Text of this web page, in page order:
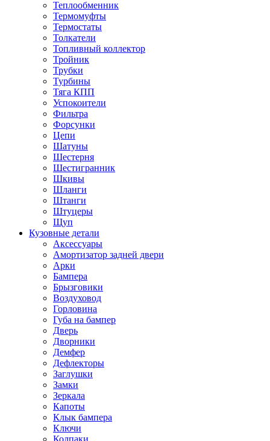
Теплообменник
Термомуфты
Термостаты
Толкатели
Топливный коллектор
Тройник
Трубки
Турбины
Тяга КПП
Успокоители
Фильтра
Форсунки
Цепи
Шатуны
Шестерня
Шестигранник
Шкивы
Шланги
Штанги
Штуцеры
Щуп
Кузовные детали
Аксессуары
Амортизатор задней двери
Арки
Бампера
Брызговики
Воздуховод
Горловина
Губа на бампер
Дверь
Дворники
Демфер
Дефлекторы
Заглушки
Замки
Зеркала
Капоты
Клык бампера
Ключи